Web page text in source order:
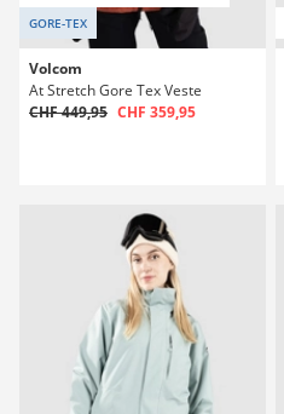
GORE-TEX
Volcom
At Stretch Gore Tex Veste
CHF 449,95 CHF 359,95